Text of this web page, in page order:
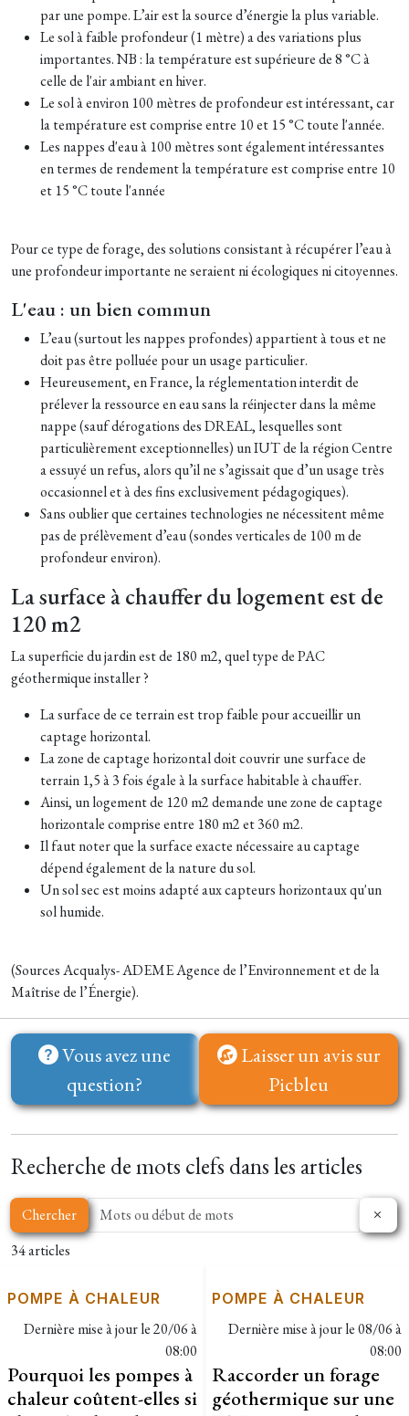
par une pompe. L’air est la source d’énergie la plus variable.
Le sol à faible profondeur (1 mètre) a des variations plus
importantes. NB : la température est supérieure de 8 °C à
celle de l'air ambiant en hiver.
Le sol à environ 100 mètres de profondeur est intéressant, car
la température est comprise entre 10 et 15 °C toute l'année.
Les nappes d'eau à 100 mètres sont également intéressantes
en termes de rendement la température est comprise entre 10
et 15 °C toute l'année
Pour ce type de forage, des solutions consistant à récupérer l’eau à
une profondeur importante ne seraient ni écologiques ni citoyennes.
L'eau : un bien commun
L’eau (surtout les nappes profondes) appartient à tous et ne
doit pas être polluée pour un usage particulier.
Heureusement, en France, la réglementation interdit de
prélever la ressource en eau sans la réinjecter dans la même
nappe (sauf dérogations des DREAL, lesquelles sont
particulièrement exceptionnelles) un IUT de la région Centre
a essuyé un refus, alors qu’il ne s’agissait que d’un usage très
occasionnel et à des fins exclusivement pédagogiques).
Sans oublier que certaines technologies ne nécessitent même
pas de prélèvement d’eau (sondes verticales de 100 m de
profondeur environ).
La surface à chauffer du logement est de
120 m2
La superficie du jardin est de 180 m2, quel type de PAC
géothermique installer ?
La surface de ce terrain est trop faible pour accueillir un
captage horizontal.
La zone de captage horizontal doit couvrir une surface de
terrain 1,5 à 3 fois égale à la surface habitable à chauffer.
Ainsi, un logement de 120 m2 demande une zone de captage
horizontale comprise entre 180 m2 et 360 m2.
Il faut noter que la surface exacte nécessaire au captage
dépend également de la nature du sol.
Un sol sec est moins adapté aux capteurs horizontaux qu'un
sol humide.
(Sources Acqualys- ADEME Agence de l’Environnement et de la
Maîtrise de l’Énergie).
Vous avez une
question?
Laisser un avis sur
Picbleu
Recherche de mots clefs dans les articles
Chercher
34 articles
POMPE À CHALEUR
Dernière mise à jour le20/06 à
08:00
Pourquoi les pompes à
chaleur coûtent-elles si
POMPE À CHALEUR
Dernière mise à jour le08/06 à
08:00
Raccorder un forage
géothermique sur une